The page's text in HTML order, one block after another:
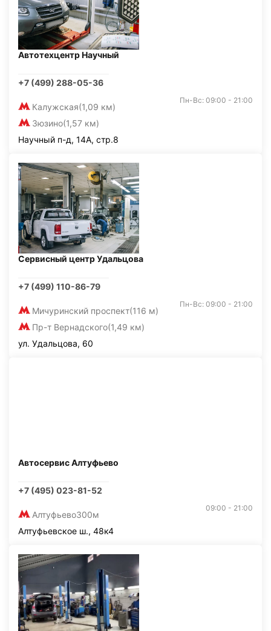
Автотехцентр Научный
+7 (499) 288-05-36
Калужская(1,09 км)
Зюзино(1,57 км)
Пн-Вс: 09:00 - 21:00
Научный п-д, 14А, стр.8
Сервисный центр Удальцова
+7 (499) 110-86-79
Мичуринский проспект(116 м)
Пр-т Вернадского(1,49 км)
Пн-Вс: 09:00 - 21:00
ул. Удальцова, 60
Автосервис Алтуфьево
+7 (495) 023-81-52
Алтуфьево300м
09:00 - 21:00
Алтуфьевское ш., 48к4